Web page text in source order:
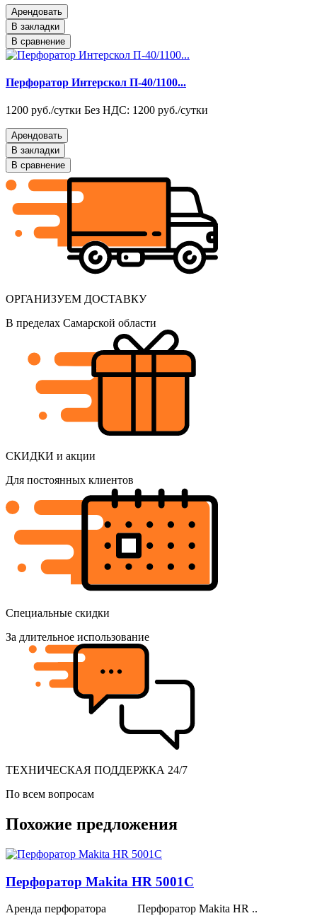
Арендовать
В закладки
В сравнение
Перфоратор Интерскол П-40/1100...
1200 руб./сутки Без НДС: 1200 руб./сутки
Арендовать
В закладки
В сравнение
ОРГАНИЗУЕМ ДОСТАВКУ
В пределах Самарской области
СКИДКИ и акции
Для постоянных клиентов
Специальные скидки
За длительное использование
ТЕХНИЧЕСКАЯ ПОДДЕРЖКА 24/7
По всем вопросам
Похожие предложения
Перфоратор Makita HR 5001C
Аренда перфоратора Перфоратор Makita HR ..